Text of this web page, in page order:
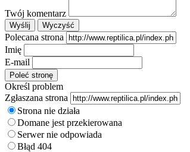
Twój komentarz
Polecana strona
Imię
E-mail
Określ problem
Zgłaszana strona
Strona nie działa
Domane jest przekierowana
Serwer nie odpowiada
Błąd 404